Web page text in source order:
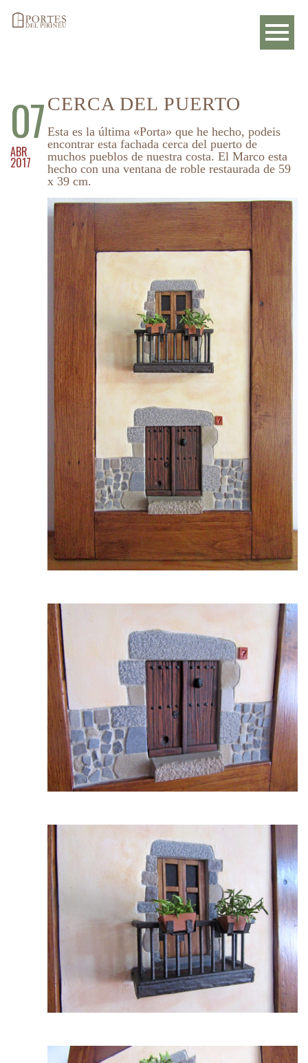
07
ABR
2017
CERCA DEL PUERTO
Esta es la última «Porta» que he hecho, podeis
encontrar esta fachada cerca del puerto de
muchos pueblos de nuestra costa. El Marco esta
hecho con una ventana de roble restaurada de 59
x 39 cm.